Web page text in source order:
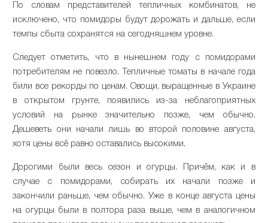
По словам представителей тепличных комбинатов, не
исключено, что помидоры будут дорожать и дальше, если
темпы сбыта сохранятся на сегодняшнем уровне.
Следует отметить, что в нынешнем году с помидорами
потребителям не повезло. Тепличные томаты в начале года
били все рекорды по ценам. Овощи, выращенные в Украине
в открытом грунте, появились из-за неблагоприятных
условий на рынке значительно позже, чем обычно.
Дешеветь они начали лишь во второй половине августа,
хотя цены всё равно оставались высокими.
Дорогими были весь сезон и огурцы. Причём, как и в
случае с помидорами, собирать их начали позже и
закончили раньше, чем обычно. Уже в конце августа цены
на огурцы были в полтора раза выше, чем в аналогичном